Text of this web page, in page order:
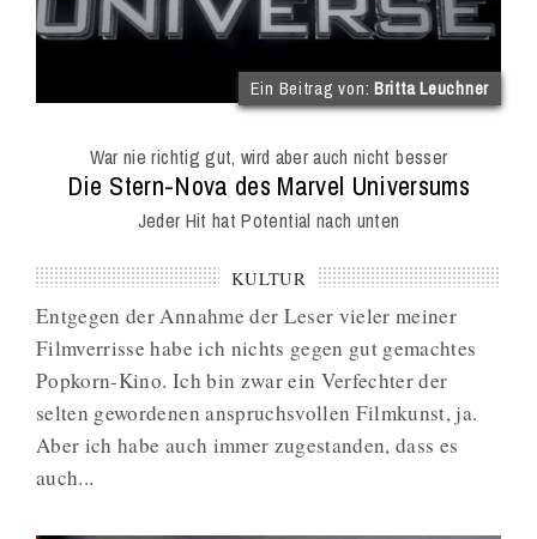
Ein Beitrag von:Britta Leuchner
War nie richtig gut, wird aber auch nicht besser
:
Die Stern-Nova des Marvel Universums
Jeder Hit hat Potential nach unten
KULTUR
Entgegen der Annahme der Leser vieler meiner
Filmverrisse habe ich nichts gegen gut gemachtes
Popkorn-Kino. Ich bin zwar ein Verfechter der
selten gewordenen anspruchsvollen Filmkunst, ja.
Aber ich habe auch immer zugestanden, dass es
auch...